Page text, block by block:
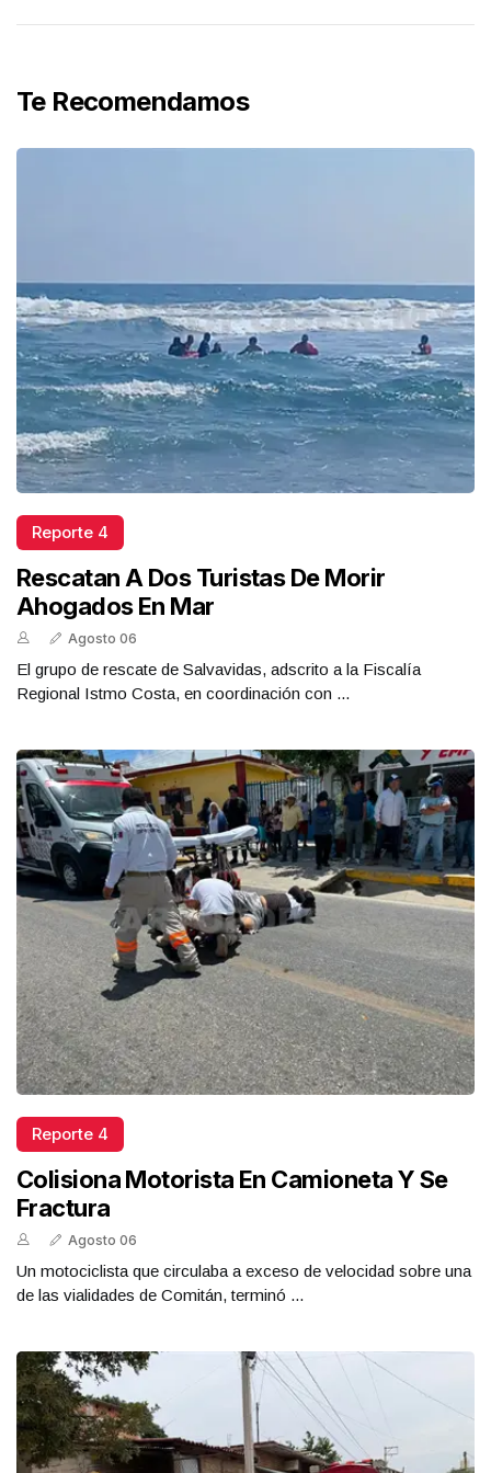
Te Recomendamos
Reporte 4
Rescatan A Dos Turistas De Morir
Ahogados En Mar
Agosto 06
El grupo de rescate de Salvavidas, adscrito a la Fiscalía
Regional Istmo Costa, en coordinación con ...
Reporte 4
Colisiona Motorista En Camioneta Y Se
Fractura
Agosto 06
Un motociclista que circulaba a exceso de velocidad sobre una
de las vialidades de Comitán, terminó ...